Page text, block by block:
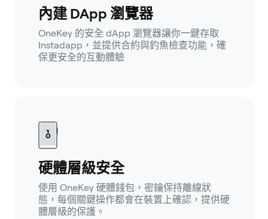
內建 DApp 瀏覽器
OneKey 的安全 dApp 瀏覽器讓你一鍵存取
Instadapp，並提供合約與釣魚檢查功能，確
保更安全的互動體驗
硬體層級安全
使用 OneKey 硬體錢包，密鑰保持離線狀
態，每個關鍵操作都會在裝置上確認，提供硬
體層級的保護。